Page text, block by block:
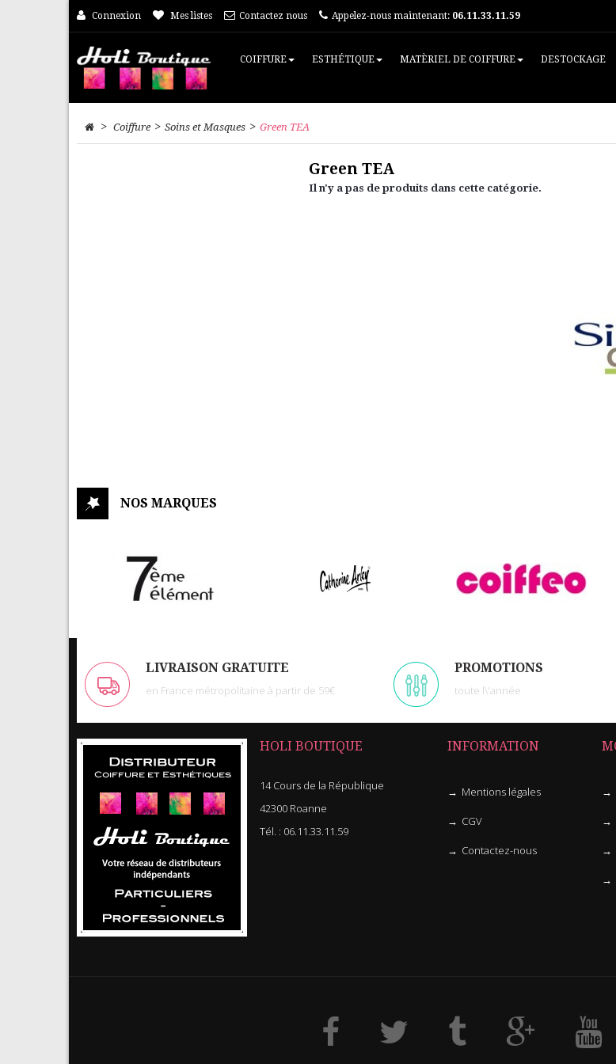
Connexion Mes listes Contactez nous Appelez-nous maintenant: 06.11.33.11.59
COIFFURE ESTHÉTIQUE MATÈRIEL DE COIFFURE DESTOCKAGE
> Coiffure > Soins et Masques > Green TEA
Green TEA
Il n'y a pas de produits dans cette catégorie.
NOS MARQUES
LIVRAISON GRATUITE
en France métropolitaine à partir de 59€
PROMOTIONS
toute l\'année
HOLI BOUTIQUE
14 Cours de la République
42300 Roanne
Tél. : 06.11.33.11.59
INFORMATION
Mentions légales
CGV
Contactez-nous